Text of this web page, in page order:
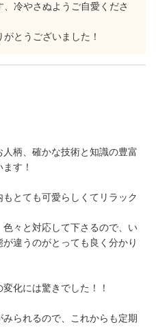
冷やさぬようご自愛くださ
とうございました！
柄、確かな技術と知識の豊富
す！
とても可愛らしくてリラック
々と対応して下さるので、い
違うのがとっても良く分かり
化には驚きでした！！
られるので、これからも定期